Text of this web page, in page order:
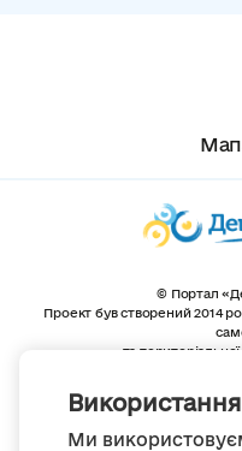
Ми
© Портал
Проект був створений 2014
та територіальної
Весь контент
Creative Commons
якщо